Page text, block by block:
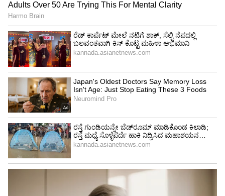
ನಮಗೆ ಇಬ್ಬರು ಮಕ್ಕಳು, ಮುತ್ತಿನಂತ ಮಕ್ಕಳಿದ್ದಾರೆ ಬಹಳ
ಒಳ್ಳೆಯವರಿದ್ದಾರೆ‌‌. ಅವರಿಗೆ 13 ವರ್ಷದಿಂದ ದಿ ಬೆಸ್ಟ್ ಸ್ಕೂಲ್
ನಲ್ಲಿ ಓದಿಸುತ್ತಿದ್ದೇನೆ. ಚೈತ್ರನೂ ಕೂಡಾ ತುಂಬಾ ಚೆನ್ನಾಗಿ
ಓದಿಸುತ್ತಿದ್ದಾರೆ. ಮಕ್ಕಳ ಬಗ್ಗೆ ಇಬ್ಬರಲ್ಲೂ ಕೂಡಾ ತುಂಬಾ
ಕೇರ್ ಇದೆ. ಮಕ್ಕಳ ಬಗ್ಗೆ ತೊಂದರೆಯಿಲ್ಲ ಸದ್ಯ ಚೈತ್ರಾ
ಬಳಿಯೇ ಇದ್ದಾರೆ.